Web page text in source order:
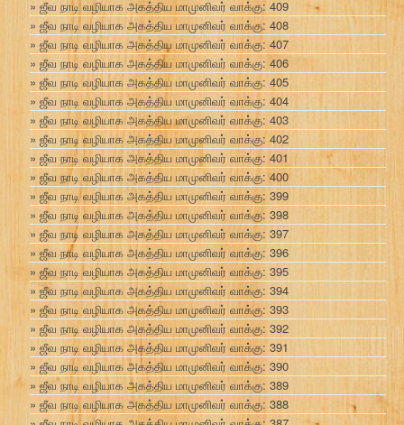
ஜீவ நாடி வழியாக அகத்திய மாமுனிவர் வாக்கு: 409
ஜீவ நாடி வழியாக அகத்திய மாமுனிவர் வாக்கு: 408
ஜீவ நாடி வழியாக அகத்திய மாமுனிவர் வாக்கு: 407
ஜீவ நாடி வழியாக அகத்திய மாமுனிவர் வாக்கு: 406
ஜீவ நாடி வழியாக அகத்திய மாமுனிவர் வாக்கு: 405
ஜீவ நாடி வழியாக அகத்திய மாமுனிவர் வாக்கு: 404
ஜீவ நாடி வழியாக அகத்திய மாமுனிவர் வாக்கு: 403
ஜீவ நாடி வழியாக அகத்திய மாமுனிவர் வாக்கு: 402
ஜீவ நாடி வழியாக அகத்திய மாமுனிவர் வாக்கு: 401
ஜீவ நாடி வழியாக அகத்திய மாமுனிவர் வாக்கு: 400
ஜீவ நாடி வழியாக அகத்திய மாமுனிவர் வாக்கு: 399
ஜீவ நாடி வழியாக அகத்திய மாமுனிவர் வாக்கு: 398
ஜீவ நாடி வழியாக அகத்திய மாமுனிவர் வாக்கு: 397
ஜீவ நாடி வழியாக அகத்திய மாமுனிவர் வாக்கு: 396
ஜீவ நாடி வழியாக அகத்திய மாமுனிவர் வாக்கு: 395
ஜீவ நாடி வழியாக அகத்திய மாமுனிவர் வாக்கு: 394
ஜீவ நாடி வழியாக அகத்திய மாமுனிவர் வாக்கு: 393
ஜீவ நாடி வழியாக அகத்திய மாமுனிவர் வாக்கு: 392
ஜீவ நாடி வழியாக அகத்திய மாமுனிவர் வாக்கு: 391
ஜீவ நாடி வழியாக அகத்திய மாமுனிவர் வாக்கு: 390
ஜீவ நாடி வழியாக அகத்திய மாமுனிவர் வாக்கு: 389
ஜீவ நாடி வழியாக அகத்திய மாமுனிவர் வாக்கு: 388